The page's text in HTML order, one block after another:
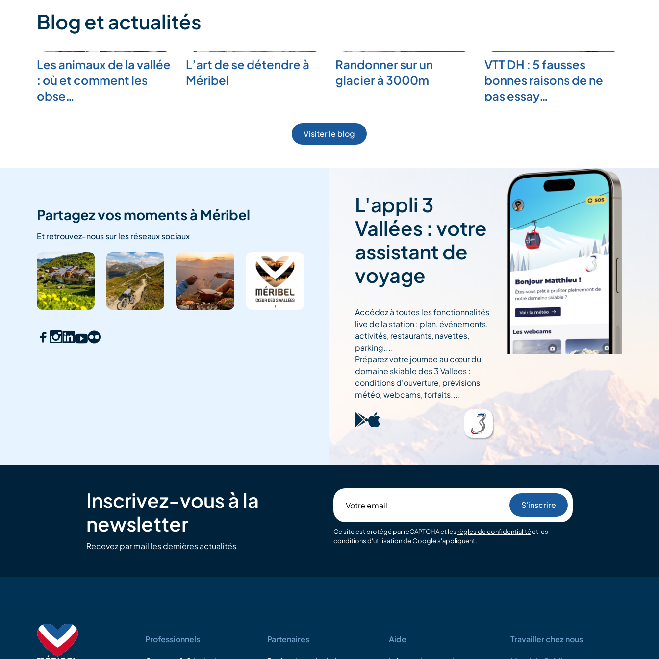
Blog et actualités
Les animaux de la vallée
: où et comment les
obse…
L’art de se détendre à
Méribel
Randonner sur un
glacier à 3000m
VTT DH : 5 fausses
bonnes raisons de ne
pas essay…
Visiter le blog
Partagez vos moments à Méribel
Et retrouvez-nous sur les réseaux sociaux
L'appli 3
Vallées : votre
assistant de
voyage
Accédez à toutes les fonctionnalités
live de la station : plan, événements,
activités, restaurants, navettes,
parking....
Préparez votre journée au cœur du
domaine skiable des 3 Vallées :
conditions d'ouverture, prévisions
météo, webcams, forfaits....
Inscrivez-vous à la
newsletter
Recevez par mail les dernières actualités
email
Ce site est protégé par reCAPTCHA et les règles de confidentialitéet les
conditions d'utilisationde Google s'appliquent.
Professionnels Partenaires Aide Travailler chez nous